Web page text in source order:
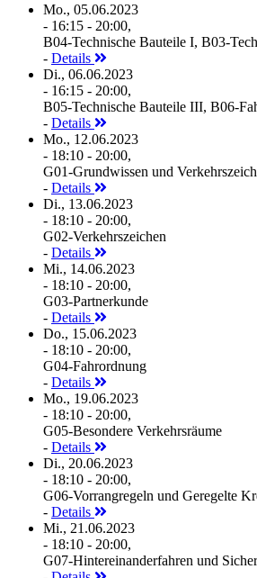
Mo., 05.06.2023
- 16:15 - 20:00,
B04-Technische Bauteile I, B03-
- Details
Di., 06.06.2023
- 16:15 - 20:00,
B05-Technische Bauteile III, B06-
- Details
Mo., 12.06.2023
- 18:10 - 20:00,
G01-Grundwissen und
- Details
Di., 13.06.2023
- 18:10 - 20:00,
G02-Verkehrszeichen
- Details
Mi., 14.06.2023
- 18:10 - 20:00,
G03-Partnerkunde
- Details
Do., 15.06.2023
- 18:10 - 20:00,
G04-Fahrordnung
- Details
Mo., 19.06.2023
- 18:10 - 20:00,
G05-Besondere Verkehrsräume
- Details
Di., 20.06.2023
- 18:10 - 20:00,
G06-Vorrangregeln und Geregelte
- Details
Mi., 21.06.2023
- 18:10 - 20:00,
G07-Hintereinanderfahren und